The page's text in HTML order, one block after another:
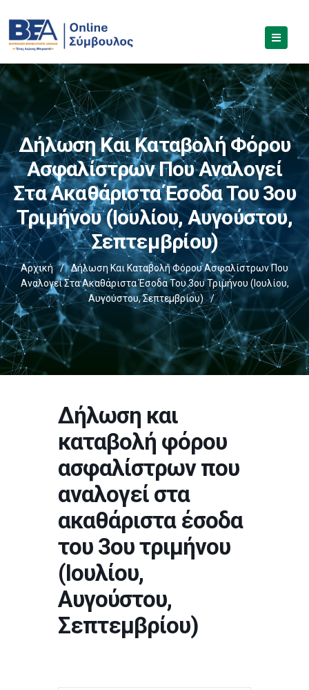
Δήλωση Και Καταβολή Φόρου
Ασφαλίστρων Που Αναλογεί
Στα Ακαθάριστα Έσοδα Του 3ου
Τριμήνου (Ιουλίου, Αυγούστου,
Σεπτεμβρίου)
Αρχική /
Δήλωση Και Καταβολή Φόρου Ασφαλίστρων Που
Αναλογεί Στα Ακαθάριστα Έσοδα Του 3ου Τριμήνου (Ιουλίου,
Αυγούστου, Σεπτεμβρίου)
/
Δήλωση και
καταβολή φόρου
ασφαλίστρων που
αναλογεί στα
ακαθάριστα έσοδα
του 3ου τριμήνου
(Ιουλίου,
Αυγούστου,
Σεπτεμβρίου)